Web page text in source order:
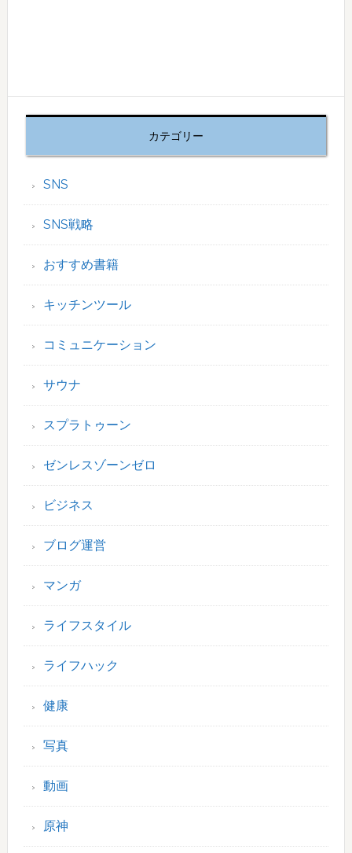
カテゴリー
SNS
SNS戦略
おすすめ書籍
キッチンツール
コミュニケーション
サウナ
スプラトゥーン
ゼンレスゾーンゼロ
ビジネス
ブログ運営
マンガ
ライフスタイル
ライフハック
健康
写真
動画
原神